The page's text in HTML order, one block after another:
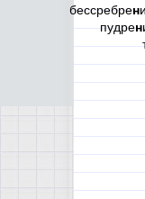
бессребрен
пудрен